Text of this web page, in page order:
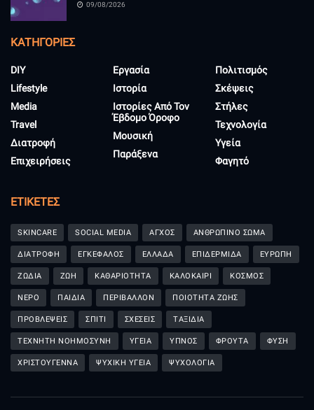
09/08/2026
KΑΤΗΓΟΡΊΕΣ
DIY
Lifestyle
Media
Travel
Διατροφή
Επιχειρήσεις
Εργασία
Ιστορία
Ιστορίες Από Τον
Έβδομο Όροφο
Μουσική
Παράξενα
Πολιτισμός
Σκέψεις
Στήλες
Τεχνολογία
Υγεία
Φαγητό
ΕΤΙΚΈΤΕΣ
SKINCARE SOCIAL MEDIA ΑΓΧΟΣ ΑΝΘΡΩΠΙΝΟ ΣΩΜΑ
ΔΙΑΤΡΟΦΗ ΕΓΚΕΦΑΛΟΣ ΕΛΛΑΔΑ ΕΠΙΔΕΡΜΙΔΑ ΕΥΡΩΠΗ
ΖΩΔΙΑ ΖΩΗ ΚΑΘΑΡΙΟΤΗΤΑ ΚΑΛΟΚΑΙΡΙ ΚΟΣΜΟΣ
ΝΕΡΟ ΠΑΙΔΙΑ ΠΕΡΙΒΑΛΛΟΝ ΠΟΙΟΤΗΤΑ ΖΩΗΣ
ΠΡΟΒΛΕΨΕΙΣ ΣΠΙΤΙ ΣΧΕΣΕΙΣ ΤΑΞΙΔΙΑ
ΤΕΧΝΗΤΗ ΝΟΗΜΟΣΥΝΗ ΥΓΕΙΑ ΥΠΝΟΣ ΦΡΟΥΤΑ ΦΥΣΗ
ΧΡΙΣΤΟΥΓΕΝΝΑ ΨΥΧΙΚΗ ΥΓΕΙΑ ΨΥΧΟΛΟΓΙΑ